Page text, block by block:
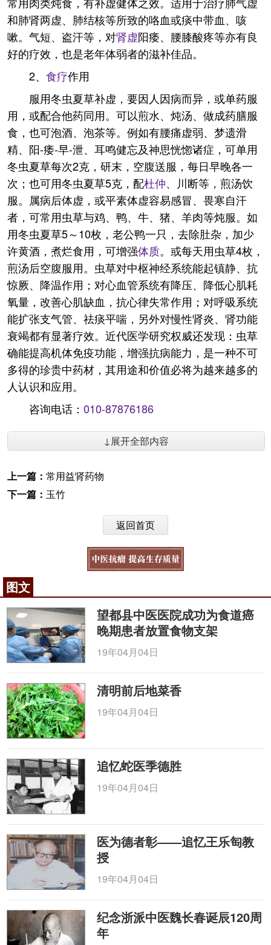
和肺肾两虚、肺结核等所致的咯血或痰中带血、咳
嗽。气短、盗汗等，对肾虚阳痿、腰膝酸疼等亦有良
好的疗效，也是老年体弱者的滋补佳品。
2、 食疗作用
服用冬虫夏草补虚，要因人因病而异，或单药服
用，或配合他药同用。可以煎水、炖汤、做成药膳服
食，也可泡酒、泡茶等。例如有腰痛虚弱、梦遗滑
精、阳-痿-早-泄、耳鸣健忘及神思恍惚诸症，可单用
冬虫夏草每次2克，研末，空腹送服，每日早晚各一
次；也可用冬虫夏草5克，配杜仲、川断等，煎汤饮
服。属病后体虚，或平素体虚容易感冒、畏寒自汗
者，可常用虫草与鸡、鸭、牛、猪、羊肉等炖服。如
用冬虫夏草5～10枚，老公鸭一只，去除肚杂，加少
许黄酒，煮烂食用，可增强体质。或每天用虫草4枚，
煎汤后空腹服用。虫草对中枢神经系统能起镇静、抗
惊厥、降温作用；对心血管系统有降压、降低心肌耗
氧量，改善心肌缺血，抗心律失常作用；对呼吸系统
能扩张支气管、祛痰平喘，另外对慢性肾炎、肾功能
衰竭都有显著疗效。近代医学研究权威还发现：虫草
确能提高机体免疫功能，增强抗病能力，是一种不可
多得的珍贵中药材，其用途和价值必将为越来越多的
人认识和应用。
咨询电话： 010-87876186
↓展开全部内容
上一篇： 常用益肾药物
下一篇： 玉竹
返回首页
图文
望都县中医医院成功为食道癌
晚期患者放置食物支架
19年04月04日
清明前后地菜香
19年04月04日
追忆蛇医季德胜
19年04月04日
医为德者彰——追忆王乐匋教
授
19年04月04日
纪念浙派中医魏长春诞辰120周
年